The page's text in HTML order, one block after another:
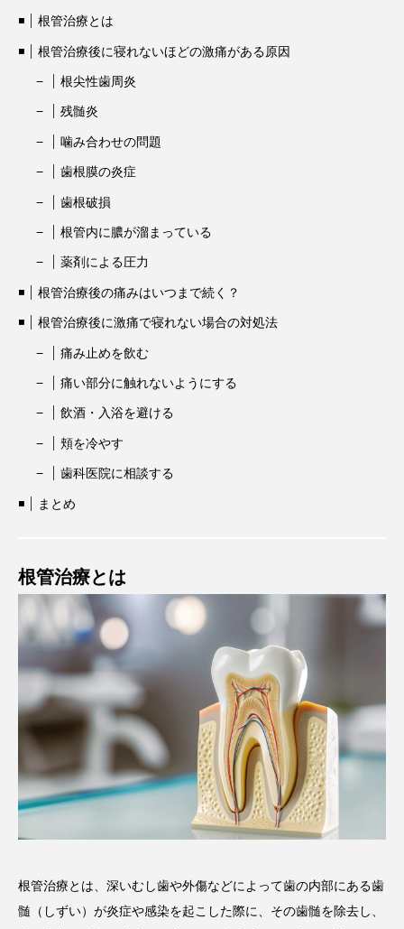
根管治療とは
根管治療後に寝れないほどの激痛がある原因
根尖性歯周炎
残髄炎
噛み合わせの問題
歯根膜の炎症
歯根破損
根管内に膿が溜まっている
薬剤による圧力
根管治療後の痛みはいつまで続く？
根管治療後に激痛で寝れない場合の対処法
痛み止めを飲む
痛い部分に触れないようにする
飲酒・入浴を避ける
頬を冷やす
歯科医院に相談する
まとめ
根管治療とは
根管治療とは、深いむし歯や外傷などによって歯の内部にある歯
髄（しずい）が炎症や感染を起こした際に、その歯髄を除去し、